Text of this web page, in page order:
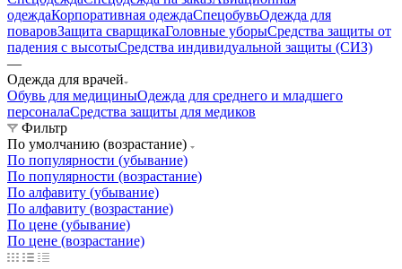
одеждаКорпоративная одеждаСпецобувьОдежда для
поваровЗащита сварщикаГоловные уборыСредства защиты от
падения с высотыСредства индивидуальной защиты (СИЗ)
—
Одежда для врачей
Обувь для медициныОдежда для среднего и младшего
персоналаСредства защиты для медиков
Фильтр
По умолчанию (возрастание)
По популярности (убывание)
По популярности (возрастание)
По алфавиту (убывание)
По алфавиту (возрастание)
По цене (убывание)
По цене (возрастание)